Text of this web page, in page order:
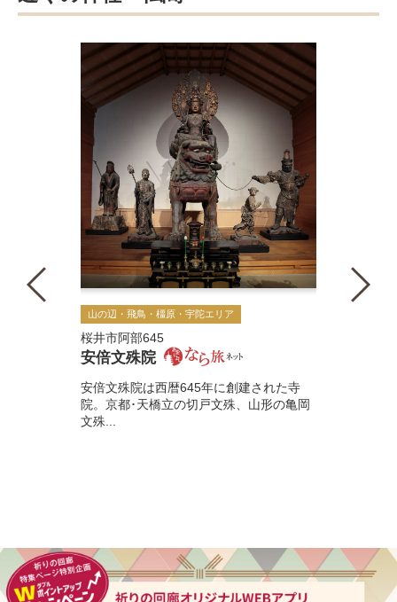
山の辺・飛鳥・橿原・宇陀エリア
桜井市阿部645
安倍文殊院
安倍文殊院は西暦645年に創建された寺
院。京都･天橋立の切戸文殊、山形の亀岡
文殊...